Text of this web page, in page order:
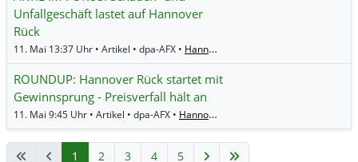
Unfallgeschäft lastet auf Hannover
Rück
11. Mai 13:37 Uhr • Artikel • dpa-AFX • Hannover Rueck
ROUNDUP: Hannover Rück startet mit
Gewinnsprung - Preisverfall hält an
11. Mai 9:45 Uhr • Artikel • dpa-AFX • Hannover Rueck
1 2 3 4 5